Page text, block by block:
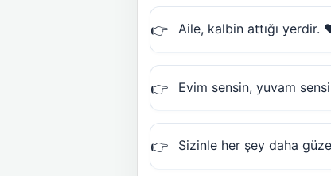
Aile, kalbin attığı yerdir.
Evim sensin, yuvam
Sizinle her şey daha